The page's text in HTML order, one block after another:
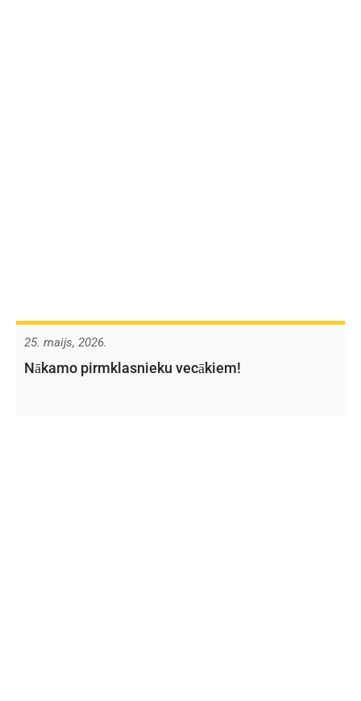
25. maijs, 2026.
Nākamo pirmklasnieku vecākiem!